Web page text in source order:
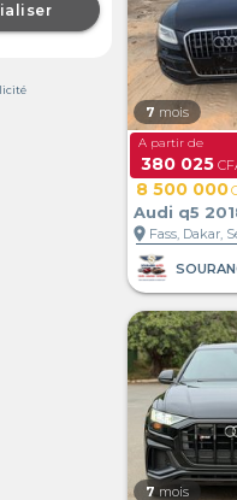
7 mois
A partir de
380 025
8 500 000
Audi q5
location_on Fass, Dakar,
7 mois